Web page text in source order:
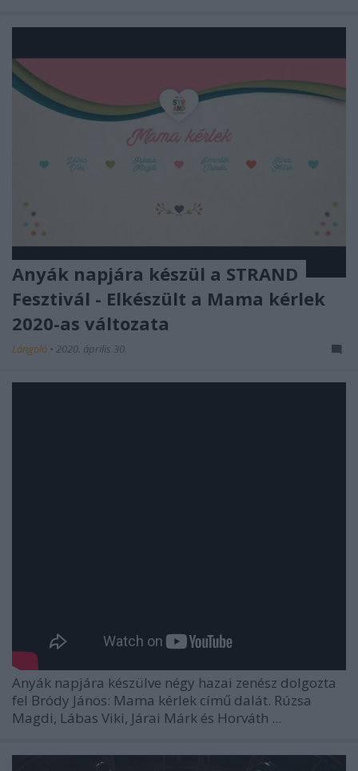
Anyák napjára készül a STRAND
Fesztivál - Elkészült a Mama kérlek
2020-as változata
Lángoló • 2020. április 30.
Anyák napjára készülve négy hazai zenész dolgozta
fel Bródy János: Mama kérlek című dalát. Rúzsa
Magdi, Lábas Viki, Járai Márk és Horváth ...